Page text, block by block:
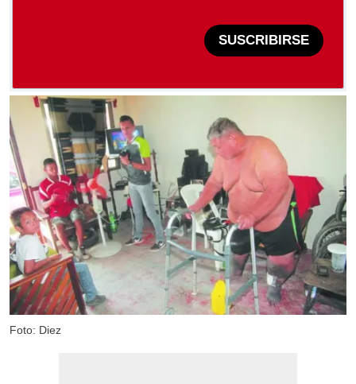
SUSCRIBIRSE
Foto: Diez